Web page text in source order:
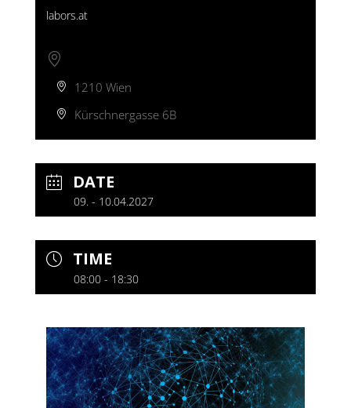
labors.at
1210 Wien
Kürschnergasse 6B
DATE
09. - 10.04.2027
TIME
08:00 - 18:30